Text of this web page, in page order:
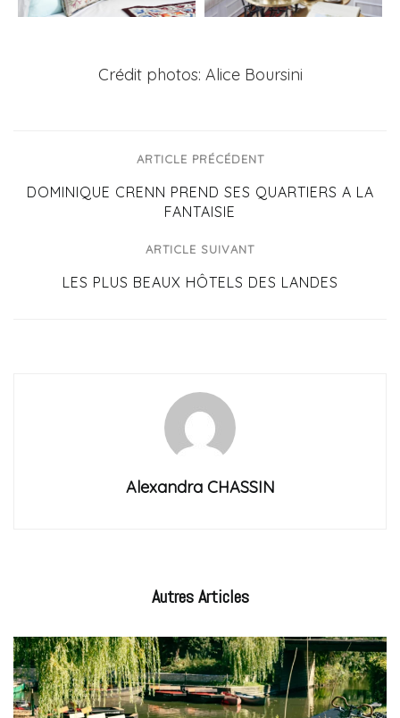
Crédit photos: Alice Boursini
ARTICLE PRÉCÉDENT
DOMINIQUE CRENN PREND SES QUARTIERS A LA
FANTAISIE
ARTICLE SUIVANT
LES PLUS BEAUX HÔTELS DES LANDES
Alexandra CHASSIN
AutresArticles